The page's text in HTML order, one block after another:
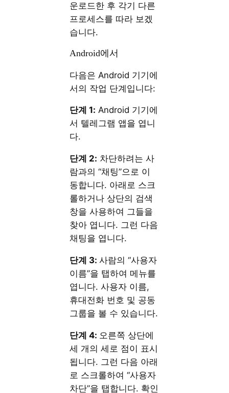
운로드한 후 각기 다른
프로세스를 따라 보겠
습니다.
Android에서
다음은 Android 기기에
서의 작업 단계입니다:
단계 1: Android 기기에
서 텔레그램 앱을 엽니
다.
단계 2: 차단하려는 사
람과의 “채팅”으로 이
동합니다. 아래로 스크
롤하거나 상단의 검색
창을 사용하여 그들을
찾아 엽니다. 그런 다음
채팅을 엽니다.
단계 3:사람의 “사용자
이름”을 탭하여 메뉴를
엽니다. 사용자 이름,
휴대전화 번호 및 공동
그룹을 볼 수 있습니다.
단계 4: 오른쪽 상단에
세 개의 세로 점이 표시
됩니다. 그런 다음 아래
로 스크롤하여 “사용자
차단”을 탭합니다. 확인